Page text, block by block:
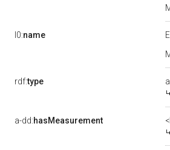
l0:name
rdf:type
a-dd:hasMeasurement